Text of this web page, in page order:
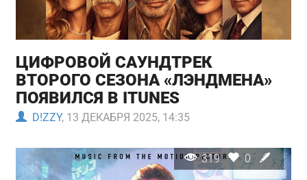
ЦИФРОВОЙ САУНДТРЕК
ВТОРОГО СЕЗОНА «ЛЭНДМЕНА»
ПОЯВИЛСЯ В ITUNES
D!ZZY, 13 ДЕКАБРЯ 2025, 14:35
319 0